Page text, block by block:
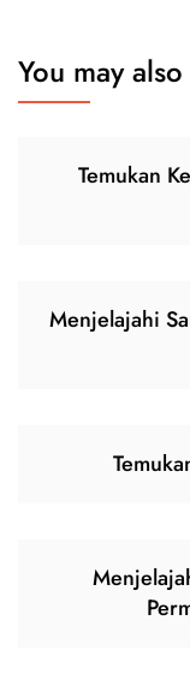
You may
Temukan
Menjelajahi